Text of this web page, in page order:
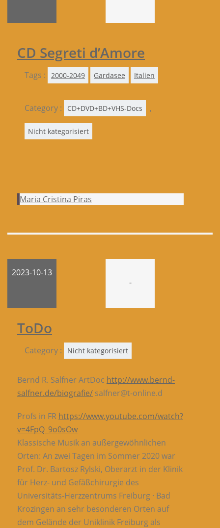
CD Segreti d’Amore
Tags : 2000-2049 Gardasee Italien
Category : CD+DVD+BD+VHS-Docs ,
Nicht kategorisiert
Maria Cristina Piras
2023-10-13
-
ToDo
Category : Nicht kategorisiert
Bernd R. Salfner ArtDoc http://www.bernd-
salfner.de/biografie/ salfner@t-online.d
Profs in FR https://www.youtube.com/watch?
v=4FpQ_9o0sOw
Klassische Musik an außergewöhnlichen
Orten: An zwei Tagen im Sommer 2020 war
Prof. Dr. Bartosz Rylski, Oberarzt in der Klinik
für Herz- und Gefäßchirurgie des
Universitäts-Herzzentrums Freiburg · Bad
Krozingen an sehr besonderen Orten auf
dem Gelände der Uniklinik Freiburg als